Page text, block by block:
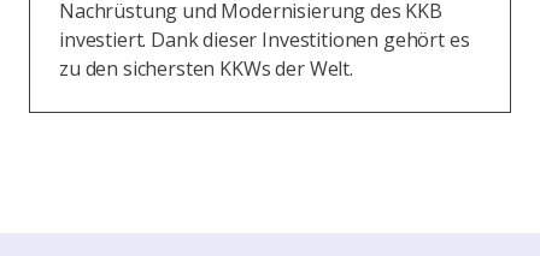
Nachrüstung und Modernisierung des KKB
investiert. Dank dieser Investitionen gehört es
zu den sichersten KKWs der Welt.